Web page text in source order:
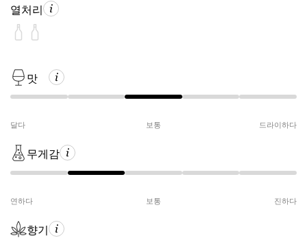
열처리
맛
달다 보통 드라이하다
무게감
연하다 보통 진하다
향기